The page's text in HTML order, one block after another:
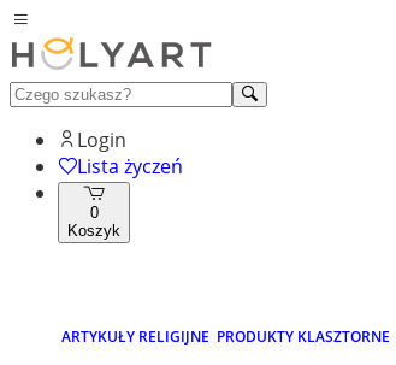
Login
Lista życzeń
0
Koszyk
ARTYKUŁY RELIGIJNE PRODUKTY KLASZTORNE